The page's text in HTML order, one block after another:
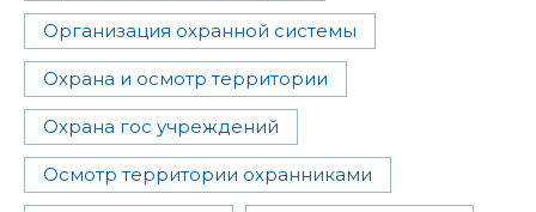
Организация охранной системы
Охрана и осмотр территории
Охрана гос учреждений
Осмотр территории охранниками